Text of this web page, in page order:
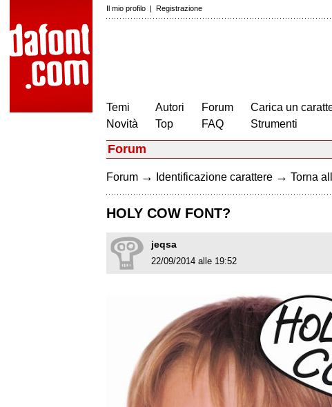
Il mio profilo | Registrazione
Temi
Novità
Autori
Top
Forum
FAQ
Carica un
Strumenti
Forum
Forum → Identificazione carattere → Torna
HOLY COW FONT?
jeqsa
22/09/2014 alle 19:52